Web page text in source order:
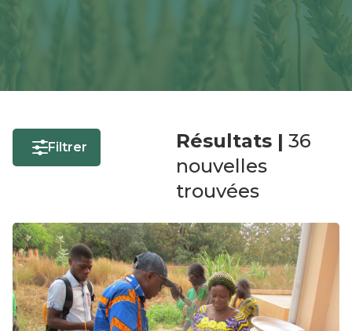
Filtrer Résultats | 36
nouvelles
trouvées